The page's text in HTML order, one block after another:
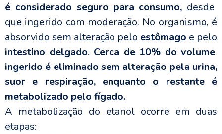
é considerado seguro para consumo, desde
que ingerido com moderação. No organismo, é
absorvido sem alteração pelo estômago e pelo
intestino delgado. Cerca de 10% do volume
ingerido é eliminado sem alteração pela urina,
suor e respiração, enquanto o restante é
metabolizado pelo fígado.
A metabolização do etanol ocorre em duas
etapas: